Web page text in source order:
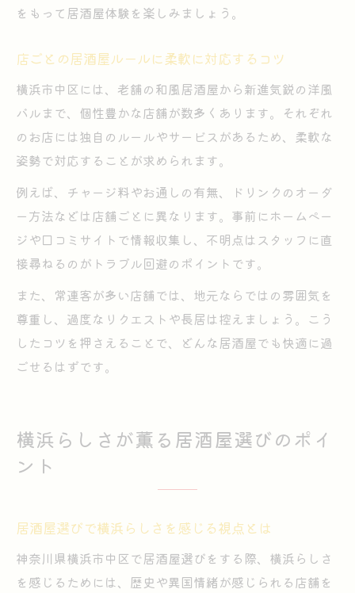
をもって居酒屋体験を楽しみましょう。
店ごとの居酒屋ルールに柔軟に対応するコツ
横浜市中区には、老舗の和風居酒屋から新進気鋭の洋風
バルまで、個性豊かな店舗が数多くあります。それぞれ
のお店には独自のルールやサービスがあるため、柔軟な
姿勢で対応することが求められます。
例えば、チャージ料やお通しの有無、ドリンクのオーダ
ー方法などは店舗ごとに異なります。事前にホームペー
ジや口コミサイトで情報収集し、不明点はスタッフに直
接尋ねるのがトラブル回避のポイントです。
また、常連客が多い店舗では、地元ならではの雰囲気を
尊重し、過度なリクエストや長居は控えましょう。こう
したコツを押さえることで、どんな居酒屋でも快適に過
ごせるはずです。
横浜らしさが薫る居酒屋選びのポイ
ント
居酒屋選びで横浜らしさを感じる視点とは
神奈川県横浜市中区で居酒屋選びをする際、横浜らしさ
を感じるためには、歴史や異国情緒が感じられる店舗を